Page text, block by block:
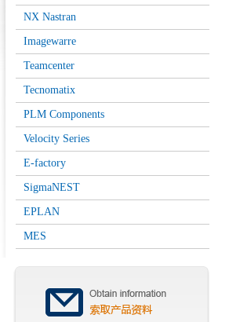
NX Nastran
Imagewarre
Teamcenter
Tecnomatix
PLM Components
Velocity Series
E-factory
SigmaNEST
EPLAN
MES